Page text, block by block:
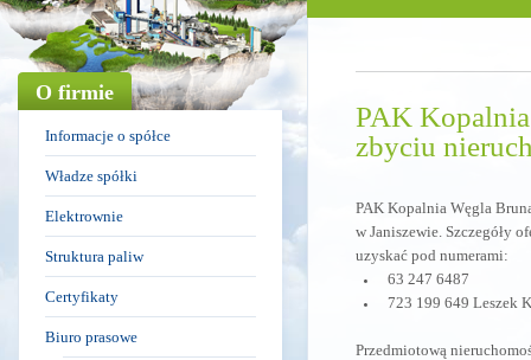
O firmie
Informacje o spółce
Władze spółki
Elektrownie
Struktura paliw
Certyfikaty
Biuro prasowe
PAK
zbyciu
PAK Kopalnia Węgla
w Janiszewie. Szczegóły
uzyskać pod numerami:
63 247 6487
723 199 649 Leszek
Przedmiotową